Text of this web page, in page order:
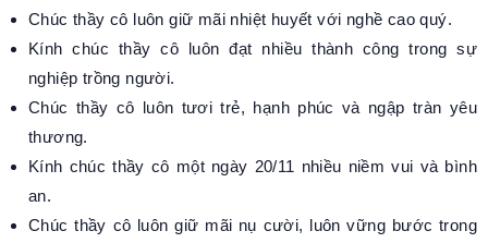
Chúc thầy cô luôn giữ mãi nhiệt huyết với nghề cao quý.
Kính chúc thầy cô luôn đạt nhiều thành công trong sự
nghiệp trồng người.
Chúc thầy cô luôn tươi trẻ, hạnh phúc và ngập tràn yêu
thương.
Kính chúc thầy cô một ngày 20/11 nhiều niềm vui và bình
an.
Chúc thầy cô luôn giữ mãi nụ cười, luôn vững bước trong